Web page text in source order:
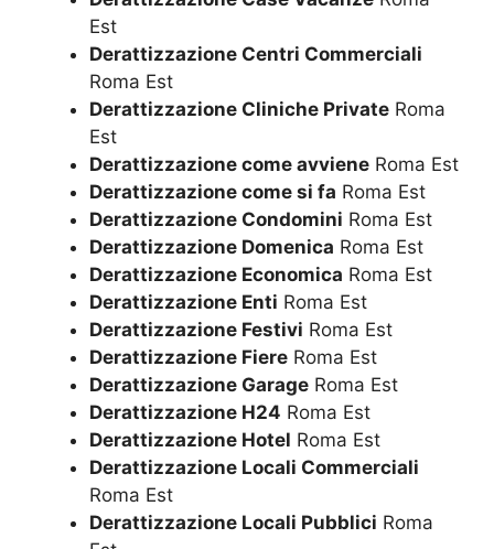
Est
Derattizzazione Centri Commerciali
Roma Est
Derattizzazione Cliniche Private Roma
Est
Derattizzazione come avviene Roma Est
Derattizzazione come si fa Roma Est
Derattizzazione Condomini Roma Est
Derattizzazione Domenica Roma Est
Derattizzazione Economica Roma Est
Derattizzazione Enti Roma Est
Derattizzazione Festivi Roma Est
Derattizzazione Fiere Roma Est
Derattizzazione Garage Roma Est
Derattizzazione H24 Roma Est
Derattizzazione Hotel Roma Est
Derattizzazione Locali Commerciali
Roma Est
Derattizzazione Locali Pubblici Roma